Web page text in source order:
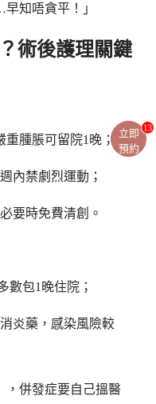
知唔貪平！」
術後護理關鍵
腫脹可留院1晚；
內禁劇烈運動；
要時免費清創。
數包1晚住院；
炎藥，感染風險較
，併發症要自己搵醫
立即
預約
13